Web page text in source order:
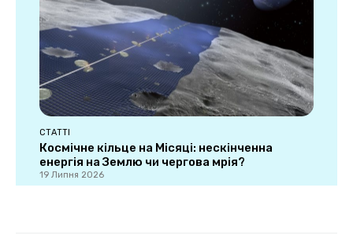
СТАТТІ
Космічне кільце на Місяці: нескінченна
енергія на Землю чи чергова мрія?
19 Липня 2026